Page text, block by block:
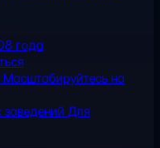
года
Масштабируйтесь на
Для